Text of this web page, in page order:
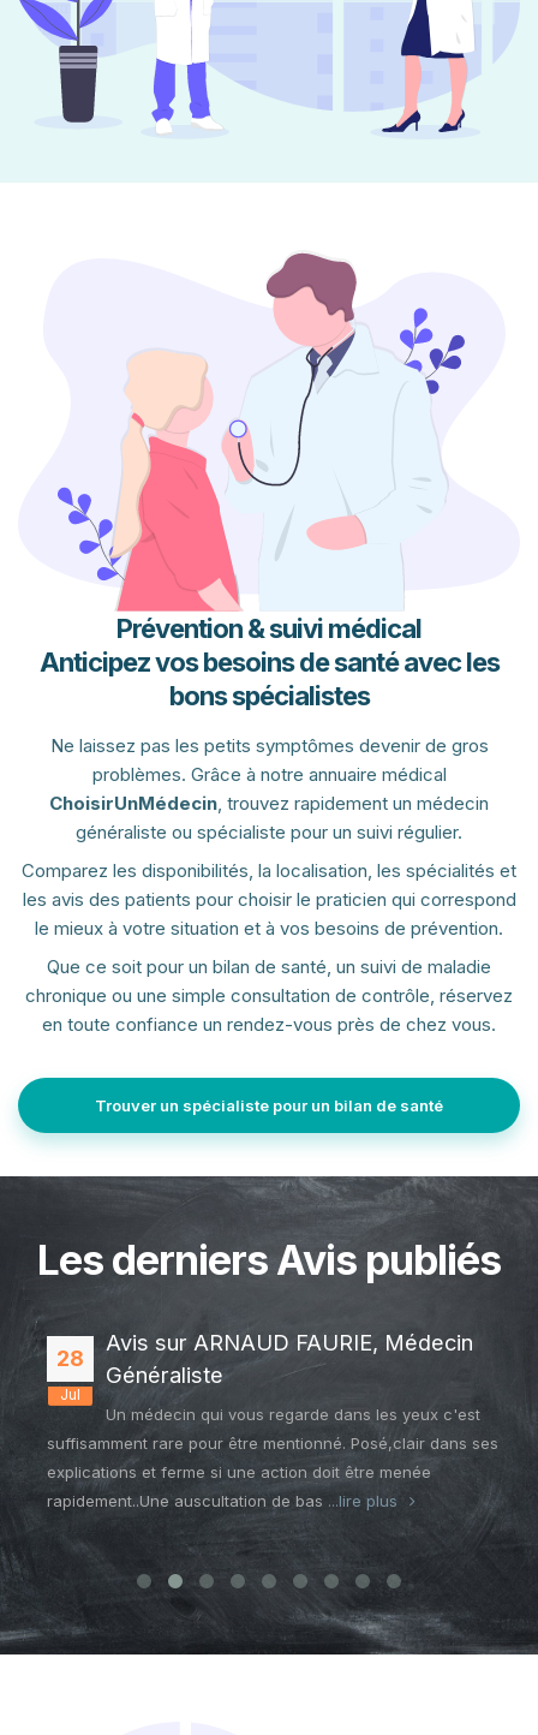
Prévention & suivi médical
Anticipez vos besoins de santé avec les
bons spécialistes
Ne laissez pas les petits symptômes devenir de gros
problèmes. Grâce à notre annuaire médical
ChoisirUnMédecin, trouvez rapidement un médecin
généraliste ou spécialiste pour un suivi régulier.
Comparez les disponibilités, la localisation, les spécialités et
les avis des patients pour choisir le praticien qui correspond
le mieux à votre situation et à vos besoins de prévention.
Que ce soit pour un bilan de santé, un suivi de maladie
chronique ou une simple consultation de contrôle, réservez
en toute confiance un rendez-vous près de chez vous.
Trouver un spécialiste pour un bilan de santé
Les derniers Avis publiés
28
Jul
Avis sur ARNAUD FAURIE, Médecin
Généraliste
Un médecin qui vous regarde dans les yeux c'est
suffisamment rare pour être mentionné. Posé,clair dans ses
explications et ferme si une action doit être menée
rapidement..Une auscultation de bas ...lire plus